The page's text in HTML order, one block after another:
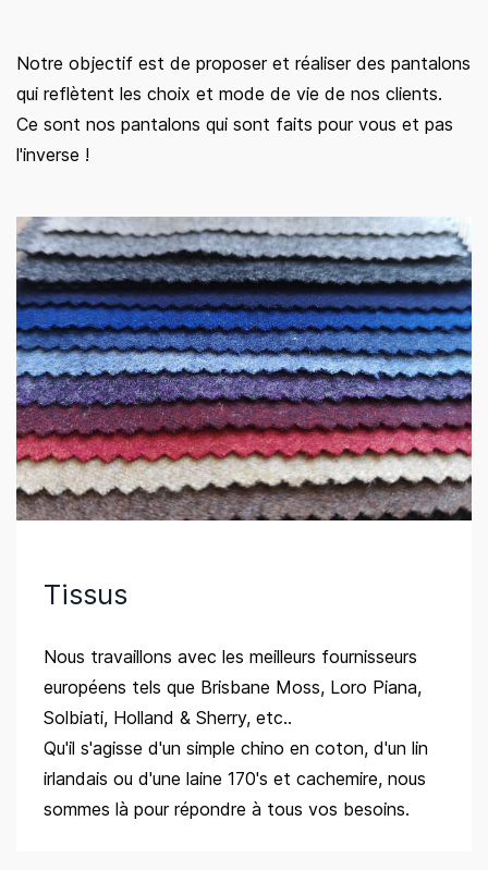
Notre objectif est de proposer et réaliser des pantalons
qui reflètent les choix et mode de vie de nos clients.
Ce sont nos pantalons qui sont faits pour vous et pas
l'inverse !
Tissus
Nous travaillons avec les meilleurs fournisseurs
européens tels que Brisbane Moss, Loro Piana,
Solbiati, Holland & Sherry, etc..
Qu'il s'agisse d'un simple chino en coton, d'un lin
irlandais ou d'une laine 170's et cachemire, nous
sommes là pour répondre à tous vos besoins.